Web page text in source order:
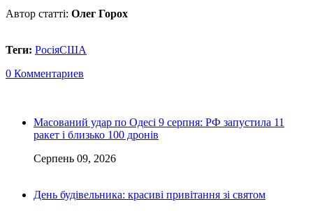
Автор статті: Олег Горох
Теги: РосіяСША
0 Комментариев
Масований удар по Одесі 9 серпня: РФ запустила 11
ракет і близько 100 дронів
Серпень 09, 2026
День будівельника: красиві привітання зі святом